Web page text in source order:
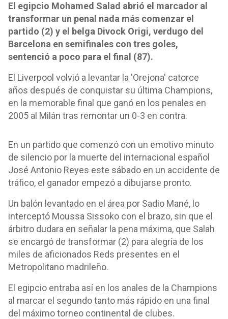
El egipcio Mohamed Salad abrió el marcador al
transformar un penal nada más comenzar el
partido (2) y el belga Divock Origi, verdugo del
Barcelona en semifinales con tres goles,
sentenció a poco para el final (87).
El Liverpool volvió a levantar la 'Orejona' catorce
años después de conquistar su última Champions,
en la memorable final que ganó en los penales en
2005 al Milán tras remontar un 0-3 en contra.
En un partido que comenzó con un emotivo minuto
de silencio por la muerte del internacional español
José Antonio Reyes este sábado en un accidente de
tráfico, el ganador empezó a dibujarse pronto.
Un balón levantado en el área por Sadio Mané, lo
interceptó Moussa Sissoko con el brazo, sin que el
árbitro dudara en señalar la pena máxima, que Salah
se encargó de transformar (2) para alegría de los
miles de aficionados Reds presentes en el
Metropolitano madrileño.
El egipcio entraba así en los anales de la Champions
al marcar el segundo tanto más rápido en una final
del máximo torneo continental de clubes.